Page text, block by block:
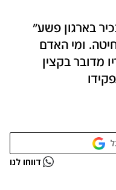
בארגון פשע"
ומי האדם
מדובר בקצין
דווחו לנו